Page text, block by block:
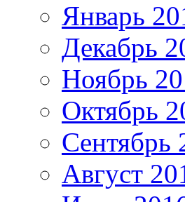
Январь
Декабрь
Ноябрь
Октябрь
Сентябрь
Август